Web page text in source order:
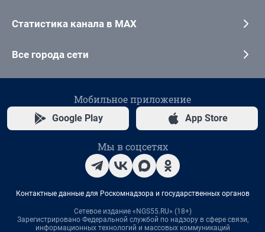
Статистика канала в MAX
Все города сети
Мобильное приложение
Google Play App Store
Мы в соцсетях
Контактные данные для Роскомнадзора и государственных органов
Сетевое издание «NGS55.RU» (18+)
Зарегистрировано Федеральной службой по надзору в сфере связи,
информационных технологий и массовых коммуникаций